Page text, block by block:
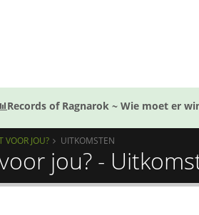
Records of Ragnarok ~ Wie moet er
VOOR JOU? UITKOMSTEN
jou? -